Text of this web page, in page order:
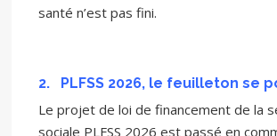
santé n’est pas fini.
2. PLFSS 2026, le feuilleton se
Le projet de loi de financement de la
sociale PLFSS 2026 est passé en